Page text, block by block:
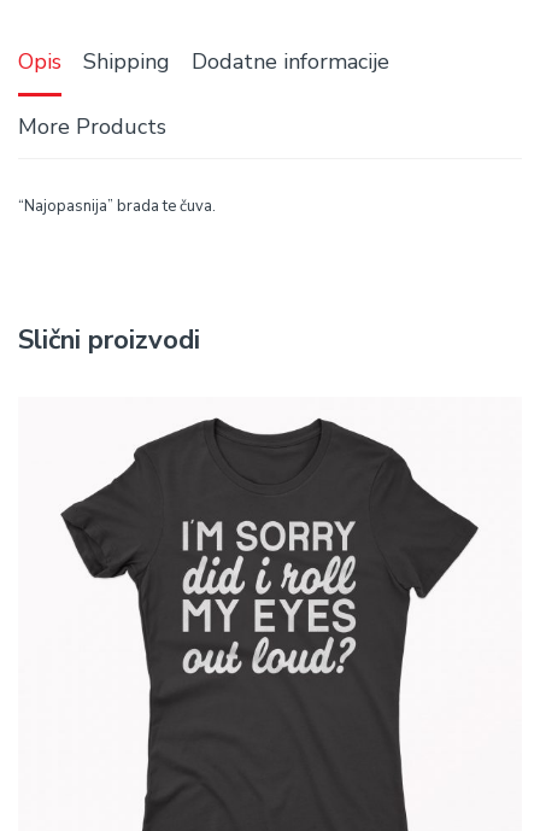
Opis Shipping Dodatne informacije
More Products
“Najopasnija” brada te čuva.
Slični proizvodi